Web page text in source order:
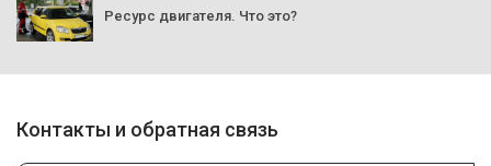
Ресурс двигателя. Что это?
Контакты и обратная связь